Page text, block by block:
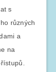
s
různých
a
na